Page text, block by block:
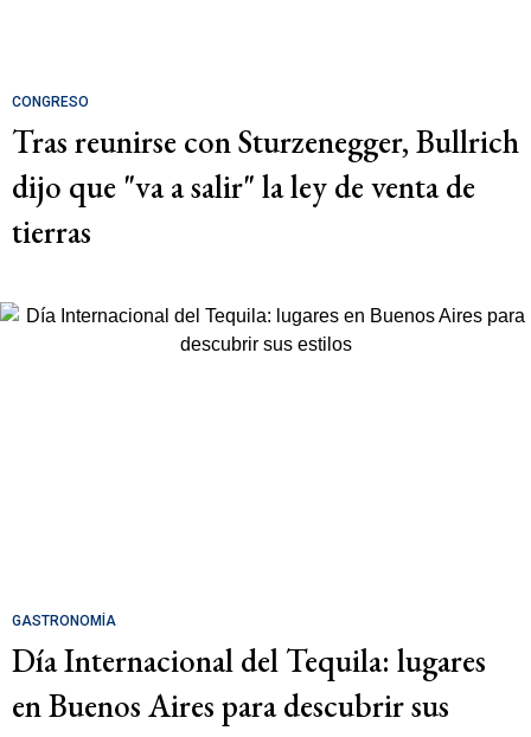
CONGRESO
Tras reunirse con Sturzenegger, Bullrich
dijo que "va a salir" la ley de venta de
tierras
GASTRONOMÍA
Día Internacional del Tequila: lugares
en Buenos Aires para descubrir sus